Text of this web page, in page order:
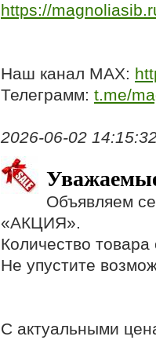
https://
Наш канал МАХ:
Телеграмм: t.me/
2026-06-02
Объявляем
«АКЦИЯ».
Количество товара
Не упустите
С актуальными